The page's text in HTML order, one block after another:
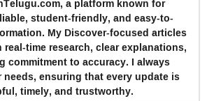
student-friendly, and easy-to-
My Discover-focused articles
time research, clear explanations,
commitment to accuracy. I always
ensuring that every update is
timely, and trustworthy.